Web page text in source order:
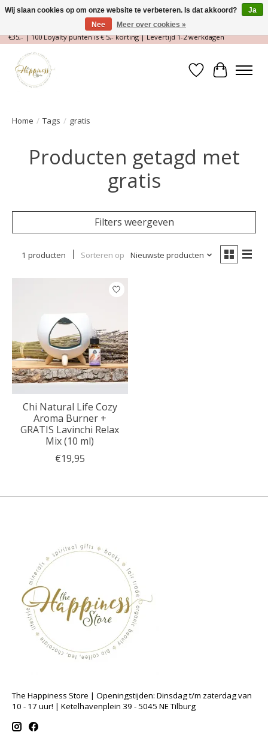
Magische Conceptstore, Edelstenen & Spirituele winkel | Gratis verzending >
€35,- | 100 Loyalty punten is € 5,- korting | Levertijd 1-2 werkdagen
Verlanglijst
Home / Tags / gratis
Producten getagd met
gratis
Filters weergeven
1 producten Sorteren op Nieuwste producten
Chi Natural Life Cozy
Aroma Burner +
GRATIS Lavinchi Relax
Mix (10 ml)
€19,95
The Happiness Store | Openingstijden: Dinsdag t/m zaterdag van
10 - 17 uur! | Ketelhavenplein 39 - 5045 NE Tilburg
Wij slaan cookies op om onze website te verbeteren. Is dat akkoord?
Ja
Nee
Meer over cookies »